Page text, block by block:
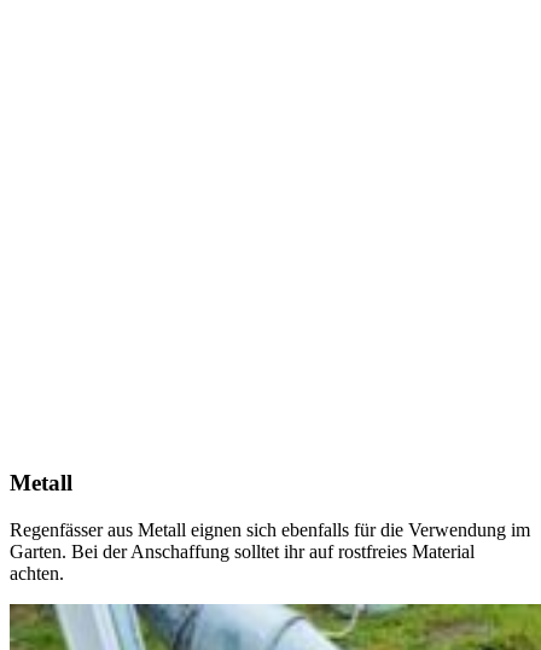
Metall
Regenfässer aus Metall eignen sich ebenfalls für die Verwendung im
Garten. Bei der Anschaffung solltet ihr auf rostfreies Material
achten.